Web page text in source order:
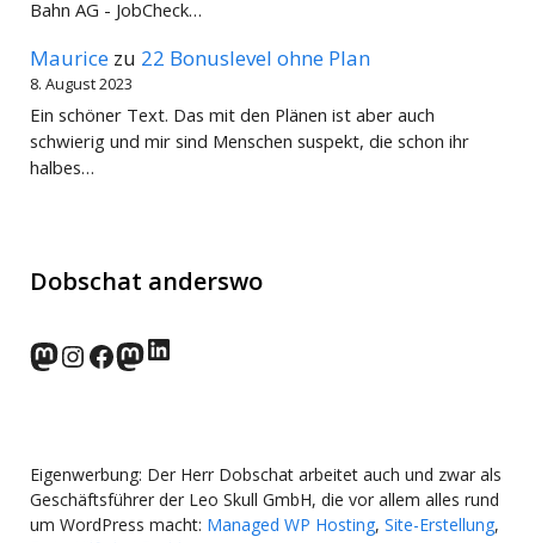
Bahn AG - JobCheck…
Maurice zu 22 Bonuslevel ohne Plan
8. August 2023
Ein schöner Text. Das mit den Plänen ist aber auch
schwierig und mir sind Menschen suspekt, die schon ihr
halbes…
Dobschat anderswo
norden.social
Instagram
Facebook
wp-punks.social
LinkedIn
Eigenwerbung: Der Herr Dobschat arbeitet auch und zwar als
Geschäftsführer der Leo Skull GmbH, die vor allem alles rund
um WordPress macht: Managed WP Hosting, Site-Erstellung,